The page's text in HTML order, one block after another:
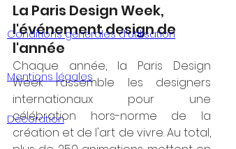
La Paris Design Week,
l'événement design de
l'année
Chaque année, la Paris Design
Week rassemble les designers
internationaux pour une
célébration hors-norme de la
création et de l'art de vivre. Au total,
Conditions générales d'utilisation
Mentions légales
Décoration